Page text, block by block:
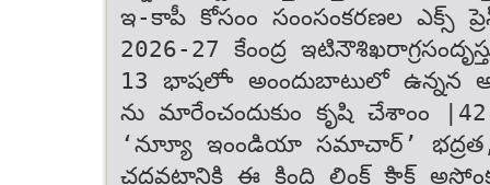
ఇ-కాపీ కోసంం సంంసంకరణల ఎక్స్‌
2026-27 కేంంద్ర
13 భాషలోా అంందుబాటులో ఉన్నన
ను మారేంచందుకుం కృషి చేశాంం
‘న్యూూ ఇంండియా సమాచార్’
చదవట్లానికి ఈ కింది లింక్ కిాక్